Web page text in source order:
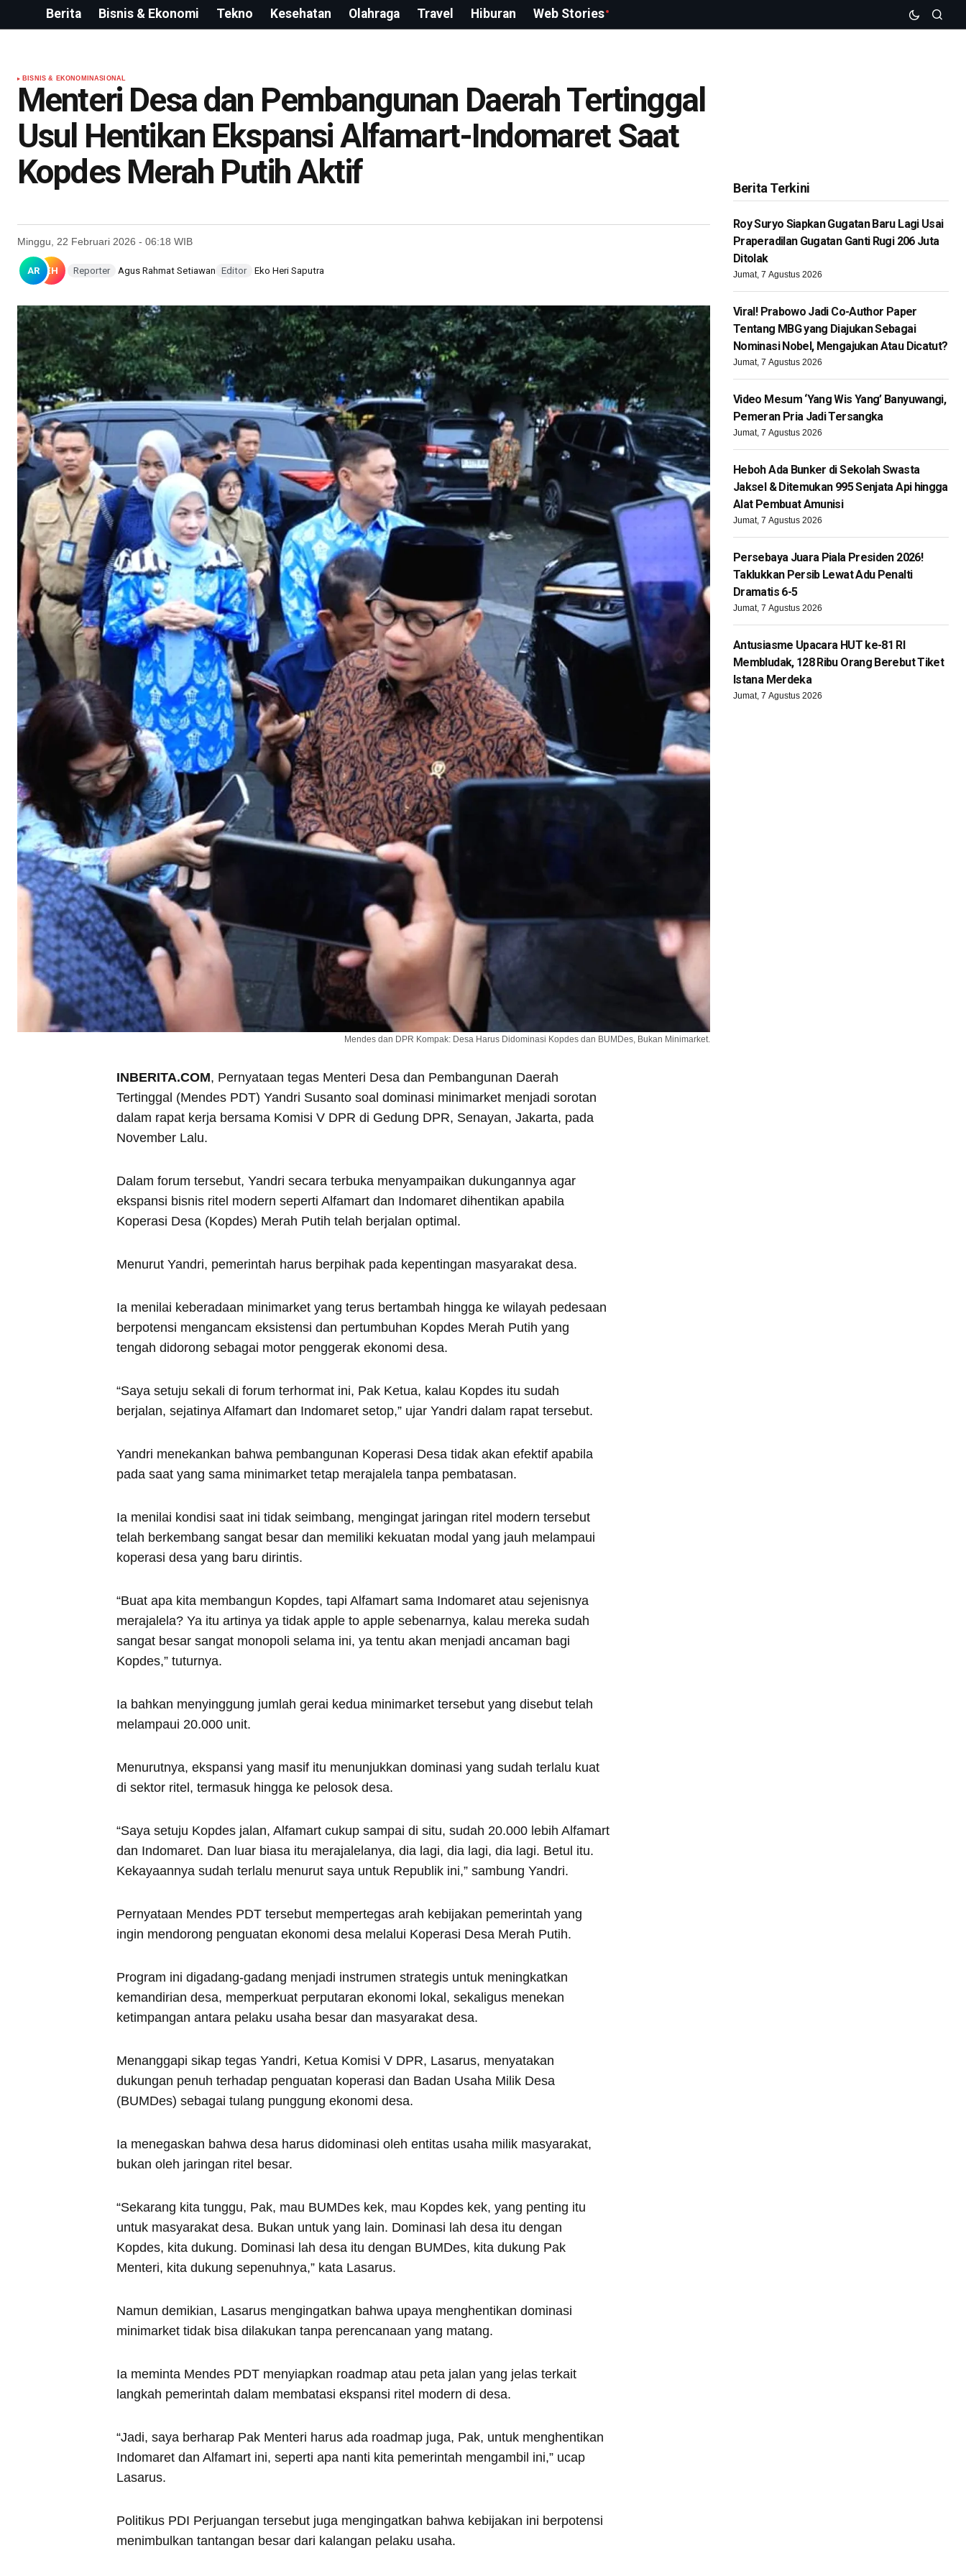
Berita Bisnis & Ekonomi Tekno Kesehatan Olahraga Travel Hiburan Web Stories
BISNIS & EKONOMI NASIONAL
Menteri Desa dan Pembangunan Daerah Tertinggal
Usul Hentikan Ekspansi Alfamart-Indomaret Saat
Kopdes Merah Putih Aktif
Minggu, 22 Februari 2026 - 06:18 WIB
AR EH Reporter Agus Rahmat Setiawan Editor Eko Heri Saputra
Mendes dan DPR Kompak: Desa Harus Didominasi Kopdes dan BUMDes, Bukan Minimarket.
INBERITA.COM, Pernyataan tegas Menteri Desa dan Pembangunan Daerah
Tertinggal (Mendes PDT) Yandri Susanto soal dominasi minimarket menjadi sorotan
dalam rapat kerja bersama Komisi V DPR di Gedung DPR, Senayan, Jakarta, pada
November Lalu.
Dalam forum tersebut, Yandri secara terbuka menyampaikan dukungannya agar
ekspansi bisnis ritel modern seperti Alfamart dan Indomaret dihentikan apabila
Koperasi Desa (Kopdes) Merah Putih telah berjalan optimal.
Menurut Yandri, pemerintah harus berpihak pada kepentingan masyarakat desa.
Ia menilai keberadaan minimarket yang terus bertambah hingga ke wilayah pedesaan
berpotensi mengancam eksistensi dan pertumbuhan Kopdes Merah Putih yang
tengah didorong sebagai motor penggerak ekonomi desa.
“Saya setuju sekali di forum terhormat ini, Pak Ketua, kalau Kopdes itu sudah
berjalan, sejatinya Alfamart dan Indomaret setop,” ujar Yandri dalam rapat tersebut.
Yandri menekankan bahwa pembangunan Koperasi Desa tidak akan efektif apabila
pada saat yang sama minimarket tetap merajalela tanpa pembatasan.
Ia menilai kondisi saat ini tidak seimbang, mengingat jaringan ritel modern tersebut
telah berkembang sangat besar dan memiliki kekuatan modal yang jauh melampaui
koperasi desa yang baru dirintis.
“Buat apa kita membangun Kopdes, tapi Alfamart sama Indomaret atau sejenisnya
merajalela? Ya itu artinya ya tidak apple to apple sebenarnya, kalau mereka sudah
sangat besar sangat monopoli selama ini, ya tentu akan menjadi ancaman bagi
Kopdes,” tuturnya.
Ia bahkan menyinggung jumlah gerai kedua minimarket tersebut yang disebut telah
melampaui 20.000 unit.
Menurutnya, ekspansi yang masif itu menunjukkan dominasi yang sudah terlalu kuat
di sektor ritel, termasuk hingga ke pelosok desa.
“Saya setuju Kopdes jalan, Alfamart cukup sampai di situ, sudah 20.000 lebih Alfamart
dan Indomaret. Dan luar biasa itu merajalelanya, dia lagi, dia lagi, dia lagi. Betul itu.
Kekayaannya sudah terlalu menurut saya untuk Republik ini,” sambung Yandri.
Pernyataan Mendes PDT tersebut mempertegas arah kebijakan pemerintah yang
ingin mendorong penguatan ekonomi desa melalui Koperasi Desa Merah Putih.
Program ini digadang-gadang menjadi instrumen strategis untuk meningkatkan
kemandirian desa, memperkuat perputaran ekonomi lokal, sekaligus menekan
ketimpangan antara pelaku usaha besar dan masyarakat desa.
Menanggapi sikap tegas Yandri, Ketua Komisi V DPR, Lasarus, menyatakan
dukungan penuh terhadap penguatan koperasi dan Badan Usaha Milik Desa
(BUMDes) sebagai tulang punggung ekonomi desa.
Ia menegaskan bahwa desa harus didominasi oleh entitas usaha milik masyarakat,
bukan oleh jaringan ritel besar.
“Sekarang kita tunggu, Pak, mau BUMDes kek, mau Kopdes kek, yang penting itu
untuk masyarakat desa. Bukan untuk yang lain. Dominasi lah desa itu dengan
Kopdes, kita dukung. Dominasi lah desa itu dengan BUMDes, kita dukung Pak
Menteri, kita dukung sepenuhnya,” kata Lasarus.
Namun demikian, Lasarus mengingatkan bahwa upaya menghentikan dominasi
minimarket tidak bisa dilakukan tanpa perencanaan yang matang.
Ia meminta Mendes PDT menyiapkan roadmap atau peta jalan yang jelas terkait
langkah pemerintah dalam membatasi ekspansi ritel modern di desa.
“Jadi, saya berharap Pak Menteri harus ada roadmap juga, Pak, untuk menghentikan
Indomaret dan Alfamart ini, seperti apa nanti kita pemerintah mengambil ini,” ucap
Lasarus.
Politikus PDI Perjuangan tersebut juga mengingatkan bahwa kebijakan ini berpotensi
menimbulkan tantangan besar dari kalangan pelaku usaha.
Berita Terkini
Roy Suryo Siapkan Gugatan Baru Lagi Usai
Praperadilan Gugatan Ganti Rugi 206 Juta
Ditolak
Jumat, 7 Agustus 2026
Viral! Prabowo Jadi Co-Author Paper
Tentang MBG yang Diajukan Sebagai
Nominasi Nobel, Mengajukan Atau Dicatut?
Jumat, 7 Agustus 2026
Video Mesum ‘Yang Wis Yang’ Banyuwangi,
Pemeran Pria Jadi Tersangka
Jumat, 7 Agustus 2026
Heboh Ada Bunker di Sekolah Swasta
Jaksel & Ditemukan 995 Senjata Api hingga
Alat Pembuat Amunisi
Jumat, 7 Agustus 2026
Persebaya Juara Piala Presiden 2026!
Taklukkan Persib Lewat Adu Penalti
Dramatis 6-5
Jumat, 7 Agustus 2026
Antusiasme Upacara HUT ke-81 RI
Membludak, 128 Ribu Orang Berebut Tiket
Istana Merdeka
Jumat, 7 Agustus 2026